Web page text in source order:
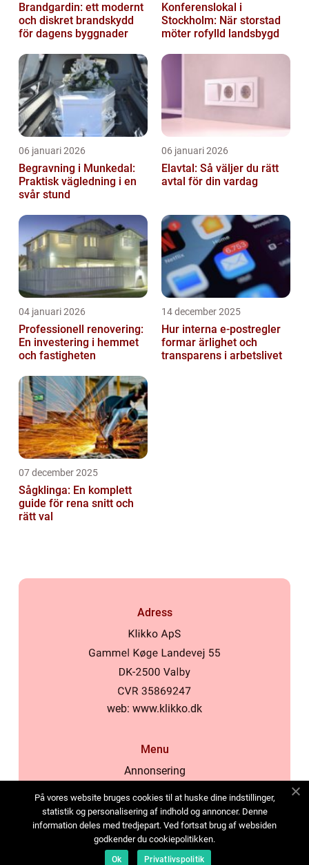
Brandgardin: ett modernt
och diskret brandskydd
för dagens byggnader
Konferenslokal i
Stockholm: När storstad
möter rofylld landsbygd
06 januari 2026
Begravning i Munkedal:
Praktisk vägledning i en
svår stund
06 januari 2026
Elavtal: Så väljer du rätt
avtal för din vardag
04 januari 2026
Professionell renovering:
En investering i hemmet
och fastigheten
14 december 2025
Hur interna e-postregler
formar ärlighet och
transparens i arbetslivet
07 december 2025
Sågklinga: En komplett
guide för rena snitt och
rätt val
Adress
web: www.klikko.dk
Menu
Annonsering
Cookies
Kontakta oss
Sitemap
På vores website bruges cookies til at huske dine indstillinger,
statistik og personalisering af indhold og annoncer. Denne
information deles med tredjepart. Ved fortsat brug af websiden
godkender du cookiepolitikken.
Ok Privatlivspolitik